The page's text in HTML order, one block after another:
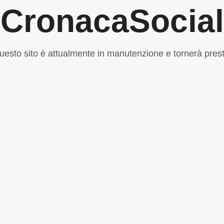
CronacaSocial
sito è attualmente in manutenzione e tornerà